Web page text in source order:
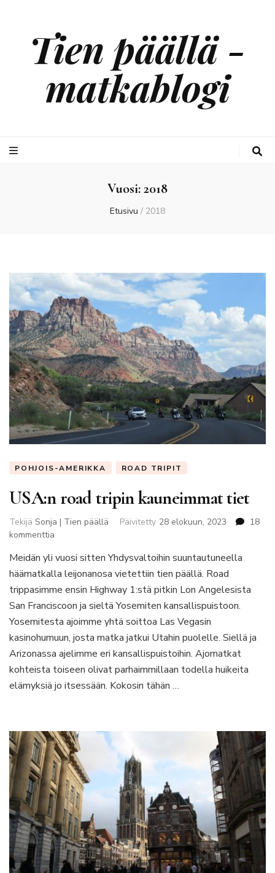
Tien päällä -
matkablogi
Vuosi:2018
Etusivu / 2018
POHJOIS-AMERIKKA ROAD TRIPIT
USA:n road tripin kauneimmat tiet
Tekijä Sonja | Tien päällä Päivitetty 28 elokuun, 2023
18
kommenttia
road
tripin
kauneimmat
Meidän yli vuosi sitten Yhdysvaltoihin suuntautuneella
häämatkalla leijonanosa vietettiin tien päällä. Road
trippasimme ensin Highway 1:stä pitkin Lon Angelesista
San Franciscoon ja sieltä Yosemiten kansallispuistoon.
Yosemitesta ajoimme yhtä soittoa Las Vegasin
kasinohumuun, josta matka jatkui Utahin puolelle. Siellä ja
Arizonassa ajelimme eri kansallispuistoihin. Ajomatkat
kohteista toiseen olivat parhaimmillaan todella huikeita
elämyksiä jo itsessään. Kokosin tähän …